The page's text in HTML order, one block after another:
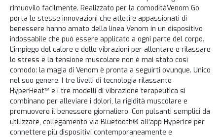
rimuovilo facilmente. Realizzato per la comoditàVenom Go
porta le stesse innovazioni che atleti e appassionati di
benessere hanno amato della linea Venom in un dispositivo
indossabile che può essere applicato a ogni parte del corpo.
L'impiego del calore e delle vibrazioni per allentare e rilassare
lo stress e la tensione muscolare non è mai stato così
comodo: la magia di Venom è pronta a seguirti ovunque. Unico
nel suo genere. I tre livelli di tecnologia rilassante
HyperHeat™ e i tre modelli di vibrazione terapeutica si
combinano per alleviare i dolori, la rigidità muscolare e
promuovere il benessere giornaliero. Con pulsanti semplici da
utilizzare, collegamento via Bluetooth® all'app Hyperice per
connettere più dispositivi contemporaneamente e